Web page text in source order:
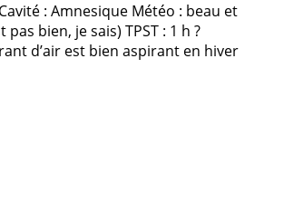
: Amnesique Météo : beau et
bien, je sais) TPST : 1 h ?
d’air est bien aspirant en hiver